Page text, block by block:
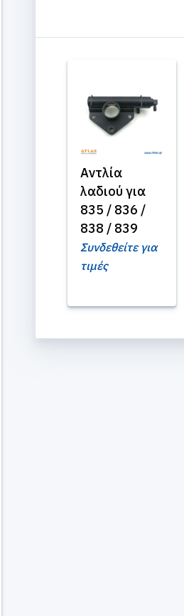
Αντλία
λαδιού για
835 / 836 /
838 / 839
Συνδεθείτε για
τιμές